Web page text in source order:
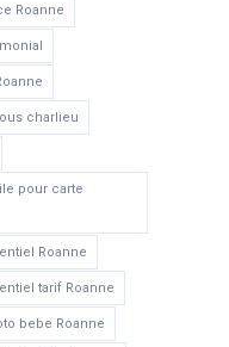
Roanne
charlieu
pour carte
Roanne
tarif Roanne
bebe Roanne